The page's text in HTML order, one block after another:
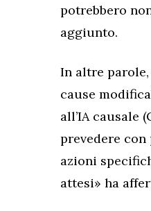
potrebbero
aggiunto.
In altre
cause
all’IA causale
prevedere
azioni
attesi» ha